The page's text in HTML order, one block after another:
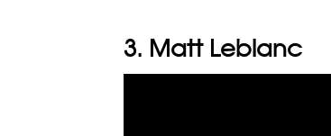
3. Matt Leblanc